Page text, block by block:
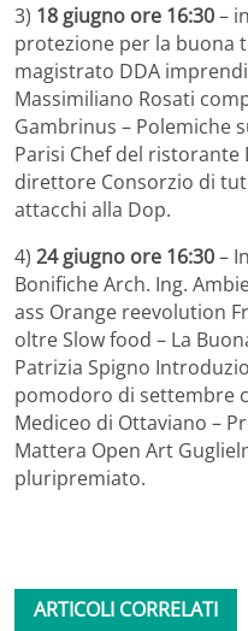
3) 18 giugno ore 16:30–
protezione per la buona
magistrato DDA
Massimiliano Rosati
Gambrinus – Polemiche
Parisi Chef del ristorante
direttore Consorzio di
attacchi alla Dop.
4) 24 giugno ore 16:30–
Bonifiche Arch. Ing.
ass Orange reevolution
oltre Slow food – La
Patrizia Spigno
pomodoro di settembre
Mediceo di Ottaviano –
Mattera Open Art
pluripremiato.
ARTICOLI CORRELATI